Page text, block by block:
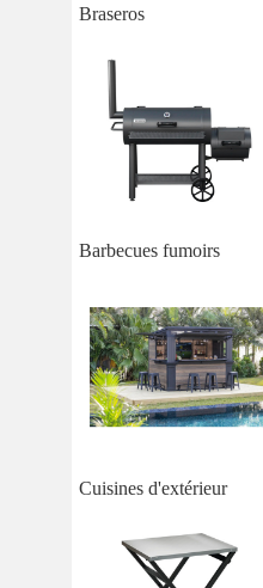
Braseros
Barbecues fumoirs
Cuisines d'extérieur